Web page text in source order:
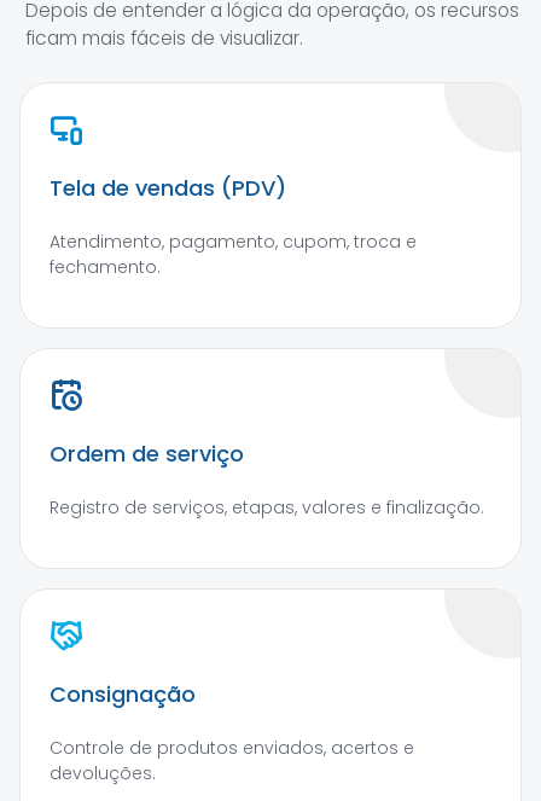
Depois de entender a lógica da operação, os recursos
ficam mais fáceis de visualizar.
Tela de vendas (PDV)
Atendimento, pagamento, cupom, troca e
fechamento.
Ordem de serviço
Registro de serviços, etapas, valores e finalização.
Consignação
Controle de produtos enviados, acertos e
devoluções.